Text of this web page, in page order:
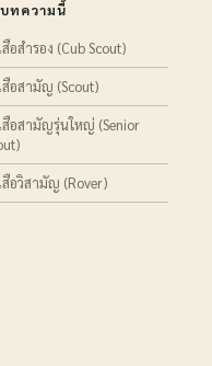
ทความนี้
สือสำรอง (Cub Scout)
สือสามัญ (Scout)
สือสามัญรุ่นใหญ่ (Senior
สือวิสามัญ (Rover)